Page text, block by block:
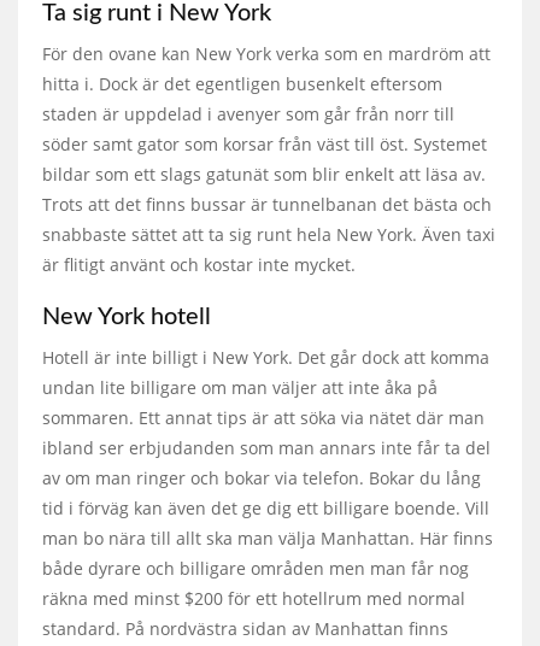
Ta sig runt i New York
För den ovane kan New York verka som en mardröm att
hitta i. Dock är det egentligen busenkelt eftersom
staden är uppdelad i avenyer som går från norr till
söder samt gator som korsar från väst till öst. Systemet
bildar som ett slags gatunät som blir enkelt att läsa av.
Trots att det finns bussar är tunnelbanan det bästa och
snabbaste sättet att ta sig runt hela New York. Även taxi
är flitigt använt och kostar inte mycket.
New York hotell
Hotell är inte billigt i New York. Det går dock att komma
undan lite billigare om man väljer att inte åka på
sommaren. Ett annat tips är att söka via nätet där man
ibland ser erbjudanden som man annars inte får ta del
av om man ringer och bokar via telefon. Bokar du lång
tid i förväg kan även det ge dig ett billigare boende. Vill
man bo nära till allt ska man välja Manhattan. Här finns
både dyrare och billigare områden men man får nog
räkna med minst $200 för ett hotellrum med normal
standard. På nordvästra sidan av Manhattan finns